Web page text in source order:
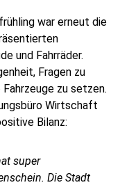
war erneut die
und Fahrräder.
Fragen zu
zu setzen.
Wirtschaft
Bilanz:
super
Die Stadt